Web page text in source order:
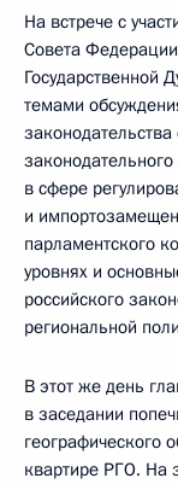
На встрече с
Совета
Государственной
темами
в сфере
и
парламентского
уровнях и
российского
региональной
В этот же день
в заседании
географического
квартире РГО. На